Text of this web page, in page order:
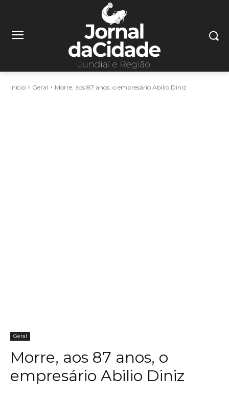
Início Geral Morre, aos 87 anos, o empresário Abilio Diniz
Geral
Morre, aos 87 anos, o
empresário Abilio Diniz